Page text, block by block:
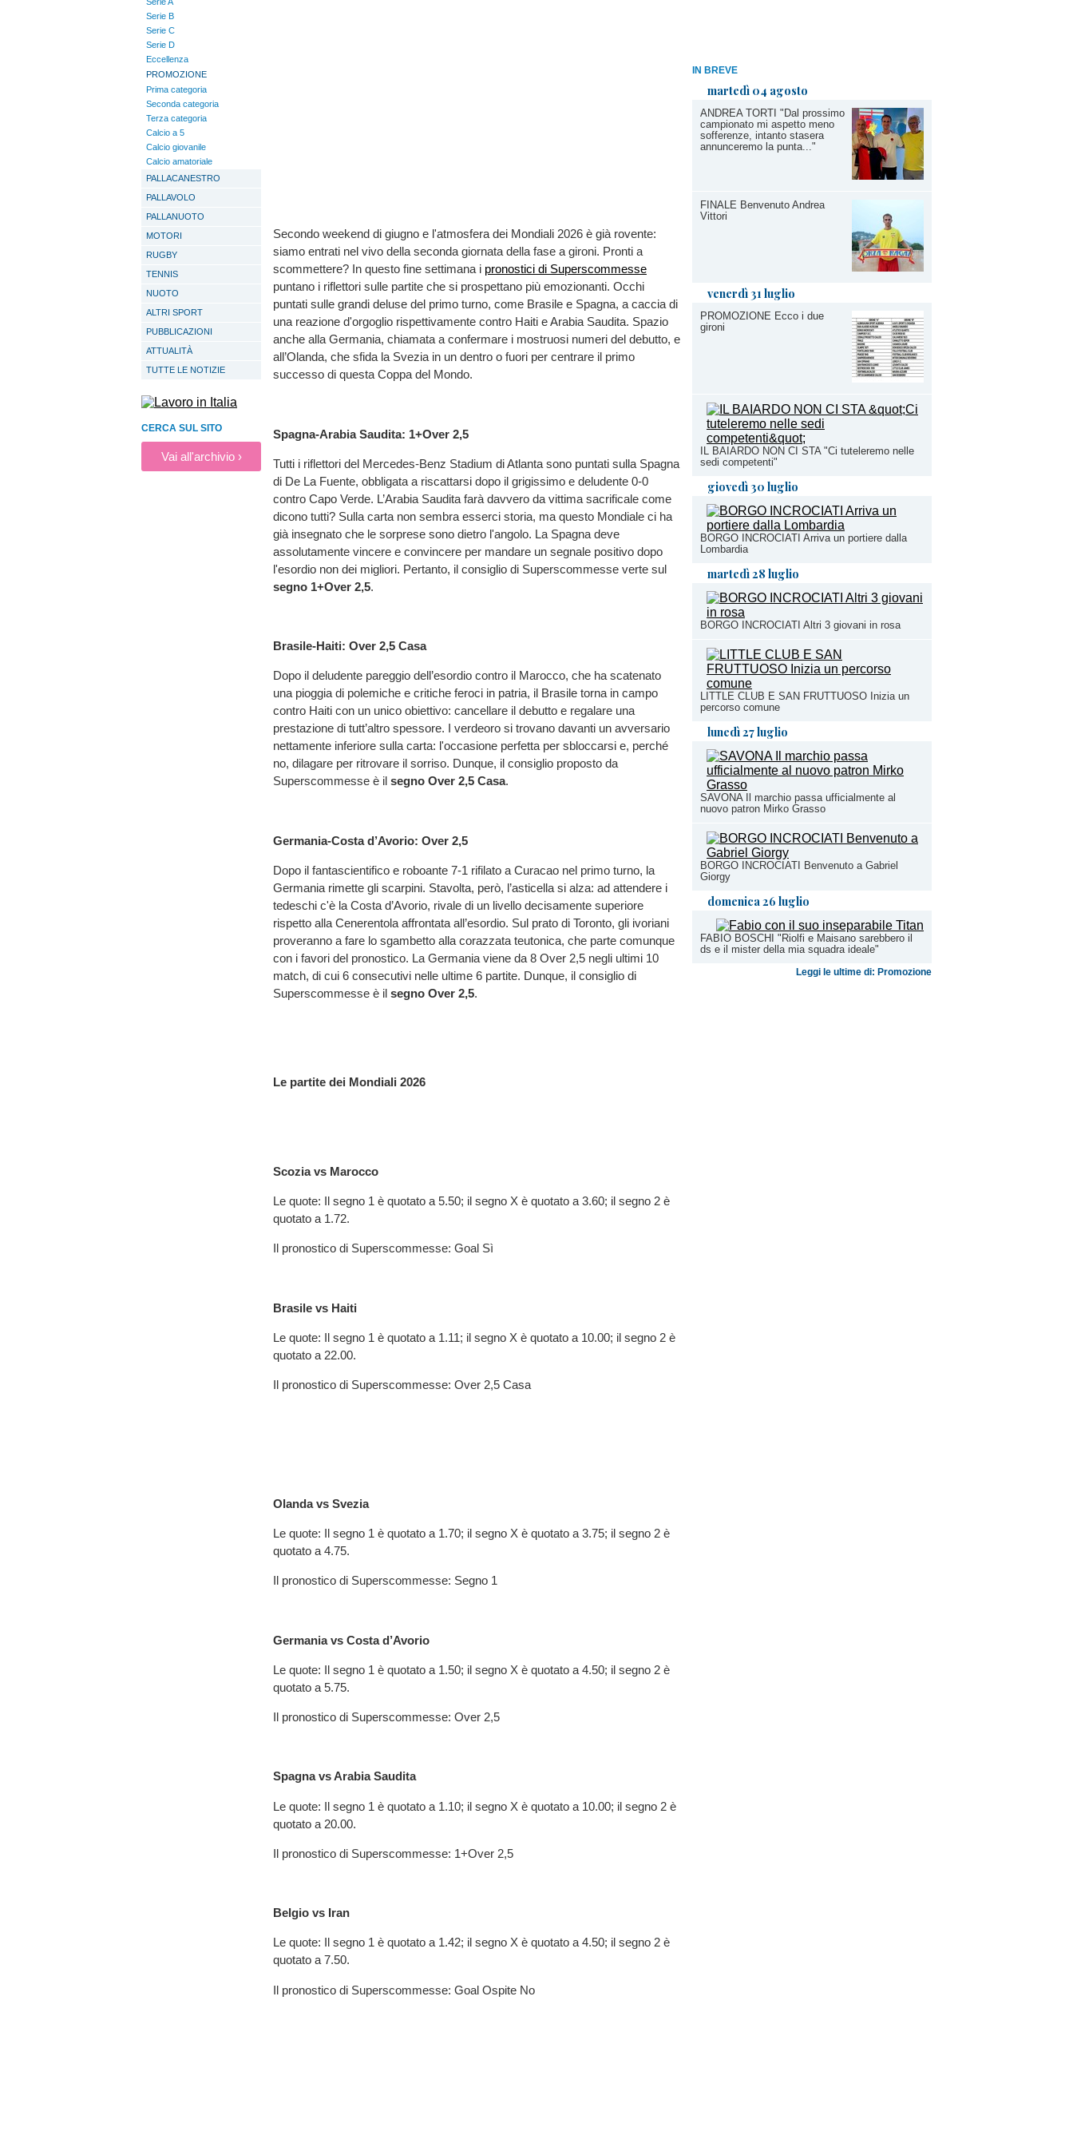
IN BREVE
martedì 04 agosto
ANDREA TORTI "Dal prossimo
campionato mi aspetto meno
sofferenze, intanto stasera
annunceremo la punta..."
FINALE Benvenuto Andrea
Vittori
venerdì 31 luglio
PROMOZIONE Ecco i due
gironi
IL BAIARDO NON CI STA "Ci tuteleremo nelle
sedi competenti"
giovedì 30 luglio
BORGO INCROCIATI Arriva un portiere dalla
Lombardia
martedì 28 luglio
BORGO INCROCIATI Altri 3 giovani in rosa
LITTLE CLUB E SAN FRUTTUOSO Inizia un
percorso comune
lunedì 27 luglio
SAVONA Il marchio passa ufficialmente al
nuovo patron Mirko Grasso
BORGO INCROCIATI Benvenuto a Gabriel
Giorgy
domenica 26 luglio
FABIO BOSCHI "Riolfi e Maisano sarebbero il
ds e il mister della mia squadra ideale"
Leggi le ultime di: Promozione
Serie B
Serie C
Serie D
Eccellenza
PROMOZIONE
Prima categoria
Seconda categoria
Terza categoria
Calcio a 5
Calcio giovanile
Calcio amatoriale
PALLACANESTRO
PALLAVOLO
PALLANUOTO
MOTORI
RUGBY
TENNIS
NUOTO
ALTRI SPORT
PUBBLICAZIONI
ATTUALITÀ
TUTTE LE NOTIZIE
CERCA SUL SITO
Vai all'archivio ›
Secondo weekend di giugno e l'atmosfera dei Mondiali 2026 è già rovente:
siamo entrati nel vivo della seconda giornata della fase a gironi. Pronti a
scommettere? In questo fine settimana i pronostici di Superscommesse
puntano i riflettori sulle partite che si prospettano più emozionanti. Occhi
puntati sulle grandi deluse del primo turno, come Brasile e Spagna, a caccia di
una reazione d'orgoglio rispettivamente contro Haiti e Arabia Saudita. Spazio
anche alla Germania, chiamata a confermare i mostruosi numeri del debutto, e
all’Olanda, che sfida la Svezia in un dentro o fuori per centrare il primo
successo di questa Coppa del Mondo.
Spagna-Arabia Saudita: 1+Over 2,5
Tutti i riflettori del Mercedes-Benz Stadium di Atlanta sono puntati sulla Spagna
di De La Fuente, obbligata a riscattarsi dopo il grigissimo e deludente 0-0
contro Capo Verde. L’Arabia Saudita farà davvero da vittima sacrificale come
dicono tutti? Sulla carta non sembra esserci storia, ma questo Mondiale ci ha
già insegnato che le sorprese sono dietro l'angolo. La Spagna deve
assolutamente vincere e convincere per mandare un segnale positivo dopo
l'esordio non dei migliori. Pertanto, il consiglio di Superscommesse verte sul
segno 1+Over 2,5.
Brasile-Haiti: Over 2,5 Casa
Dopo il deludente pareggio dell’esordio contro il Marocco, che ha scatenato
una pioggia di polemiche e critiche feroci in patria, il Brasile torna in campo
contro Haiti con un unico obiettivo: cancellare il debutto e regalare una
prestazione di tutt’altro spessore. I verdeoro si trovano davanti un avversario
nettamente inferiore sulla carta: l'occasione perfetta per sbloccarsi e, perché
no, dilagare per ritrovare il sorriso. Dunque, il consiglio proposto da
Superscommesse è il segno Over 2,5 Casa.
Germania-Costa d’Avorio: Over 2,5
Dopo il fantascientifico e roboante 7-1 rifilato a Curacao nel primo turno, la
Germania rimette gli scarpini. Stavolta, però, l’asticella si alza: ad attendere i
tedeschi c'è la Costa d’Avorio, rivale di un livello decisamente superiore
rispetto alla Cenerentola affrontata all’esordio. Sul prato di Toronto, gli ivoriani
proveranno a fare lo sgambetto alla corazzata teutonica, che parte comunque
con i favori del pronostico. La Germania viene da 8 Over 2,5 negli ultimi 10
match, di cui 6 consecutivi nelle ultime 6 partite. Dunque, il consiglio di
Superscommesse è il segno Over 2,5.
Le partite dei Mondiali 2026
Scozia vs Marocco
Le quote: Il segno 1 è quotato a 5.50; il segno X è quotato a 3.60; il segno 2 è
quotato a 1.72.
Il pronostico di Superscommesse: Goal Sì
Brasile vs Haiti
Le quote: Il segno 1 è quotato a 1.11; il segno X è quotato a 10.00; il segno 2 è
quotato a 22.00.
Il pronostico di Superscommesse: Over 2,5 Casa
Olanda vs Svezia
Le quote: Il segno 1 è quotato a 1.70; il segno X è quotato a 3.75; il segno 2 è
quotato a 4.75.
Il pronostico di Superscommesse: Segno 1
Germania vs Costa d’Avorio
Le quote: Il segno 1 è quotato a 1.50; il segno X è quotato a 4.50; il segno 2 è
quotato a 5.75.
Il pronostico di Superscommesse: Over 2,5
Spagna vs Arabia Saudita
Le quote: Il segno 1 è quotato a 1.10; il segno X è quotato a 10.00; il segno 2 è
quotato a 20.00.
Il pronostico di Superscommesse: 1+Over 2,5
Belgio vs Iran
Le quote: Il segno 1 è quotato a 1.42; il segno X è quotato a 4.50; il segno 2 è
quotato a 7.50.
Il pronostico di Superscommesse: Goal Ospite No